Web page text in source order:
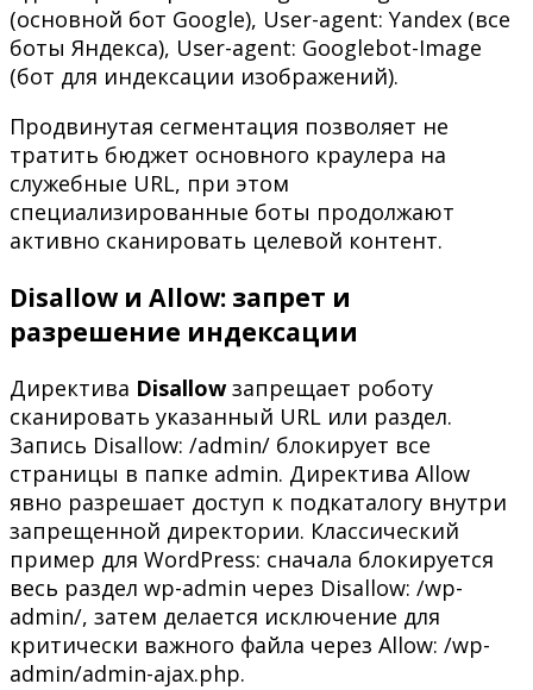
(основной бот Google), User-agent: Yandex (все
боты Яндекса), User-agent: Googlebot-Image
(бот для индексации изображений).
Продвинутая сегментация позволяет не
тратить бюджет основного краулера на
служебные URL, при этом
специализированные боты продолжают
активно сканировать целевой контент.
Disallow и Allow: запрет и
разрешение индексации
Директива Disallowзапрещает роботу
сканировать указанный URL или раздел.
Запись Disallow: /admin/ блокирует все
страницы в папке admin. Директива Allow
явно разрешает доступ к подкаталогу внутри
запрещенной директории. Классический
пример для WordPress: сначала блокируется
весь раздел wp-admin через Disallow: /wp-
admin/, затем делается исключение для
критически важного файла через Allow: /wp-
admin/admin-ajax.php.